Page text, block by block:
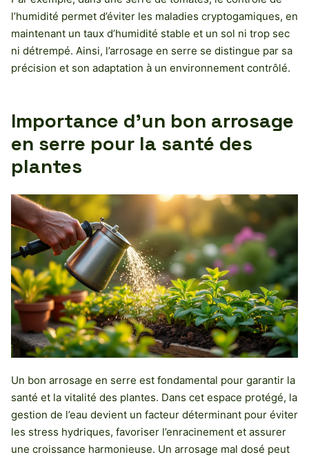
l’humidité permet d’éviter les maladies cryptogamiques, en
maintenant un taux d’humidité stable et un sol ni trop sec
ni détrempé. Ainsi, l’arrosage en serre se distingue par sa
précision et son adaptation à un environnement contrôlé.
Importance d’un bon arrosage
en serre pour la santé des
plantes
Un bon arrosage en serre est fondamental pour garantir la
santé et la vitalité des plantes. Dans cet espace protégé, la
gestion de l’eau devient un facteur déterminant pour éviter
les stress hydriques, favoriser l’enracinement et assurer
une croissance harmonieuse. Un arrosage mal dosé peut